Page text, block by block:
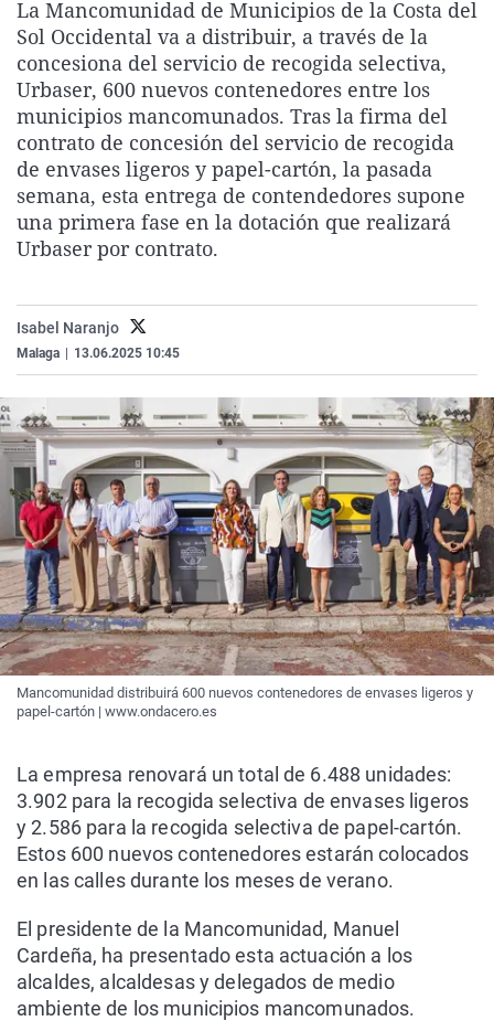
La rosa de los vientos
Gente viajera
Como el perro y el
Caso
Retornados
Equipo de
Operación Viuda
Extremadura
Galicia
La Rioja
Navarra
País Vasco
Virales
Televisión
Elecciones
La Mancomunidad de Municipios de la Costa del
Sol Occidental va a distribuir, a través de la
concesiona del servicio de recogida selectiva,
Urbaser, 600 nuevos contenedores entre los
municipios mancomunados. Tras la firma del
contrato de concesión del servicio de recogida
de envases ligeros y papel-cartón, la pasada
semana, esta entrega de contendedores supone
una primera fase en la dotación que realizará
Urbaser por contrato.
Isabel Naranjo
Malaga 13.06.2025 10:45
Mancomunidad distribuirá 600 nuevos contenedores de envases ligeros y
papel-cartón | www.ondacero.es
La empresa renovará un total de 6.488 unidades:
3.902 para la recogida selectiva de envases ligeros
y 2.586 para la recogida selectiva de papel-cartón.
Estos 600 nuevos contenedores estarán colocados
en las calles durante los meses de verano.
El presidente de la Mancomunidad, Manuel
Cardeña, ha presentado esta actuación a los
alcaldes, alcaldesas y delegados de medio
ambiente de los municipios mancomunados.